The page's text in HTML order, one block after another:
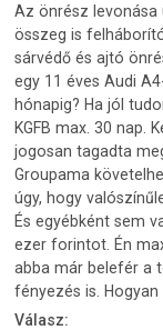
Az önrész
összeg is
sárvédő és ajtó
egy 11 éves Audi
hónapig? Ha jól
KGFB max. 30 nap.
jogosan tagadta
Groupama
úgy, hogy
És egyébként sem
ezer forintot. Én
abba már belefér a
fényezés is.
Válasz: